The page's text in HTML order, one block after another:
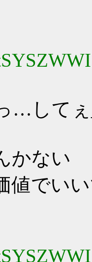
…してぇ
かない
値でい